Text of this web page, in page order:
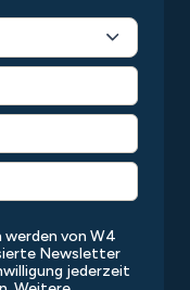
werden von W4
Newsletter
jederzeit